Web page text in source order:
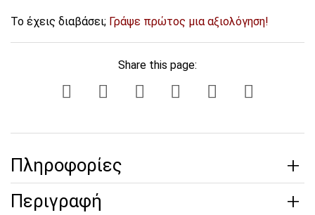
Το έχεις διαβάσει; Γράψε πρώτος μια αξιολόγηση!
Share this page:
Πληροφορίες
Περιγραφή